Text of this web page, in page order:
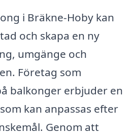
i Bräkne-Hoby kan
och skapa en ny
umgänge och
Företag som
balkonger erbjuder en
kan anpassas efter
Genom att